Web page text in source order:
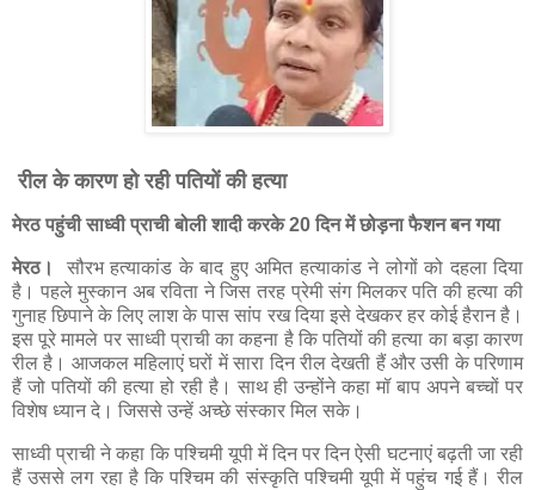
रील के कारण हो रही पतियों की हत्या
मेरठ पहुंची साध्वी प्राची बोली शादी करके 20 दिन में छोड़ना फैशन बन गया
मेरठ।
सौरभ हत्याकांड के बाद हुए अमित हत्याकांड ने लोगों को दहला दिया
है। पहले मुस्कान अब रविता ने जिस तरह प्रेमी संग मिलकर पति की हत्या की
गुनाह छिपाने के लिए लाश के पास सांप रख दिया इसे देखकर हर कोई हैरान है।
इस पूरे मामले पर साध्वी प्राची का कहना है कि पतियों की हत्या का बड़ा कारण
रील है। आजकल महिलाएं घरों में सारा दिन रील देखती हैं और उसी के परिणाम
हैं जो पतियों की हत्या हो रही है। साथ ही उन्होंने कहा मॉ बाप अपने बच्चों पर
विशेष ध्यान दे। जिससे उन्हें अच्छे संस्कार मिल सके।
साध्वी प्राची ने कहा कि पश्चिमी यूपी में दिन पर दिन ऐसी घटनाएं बढ़ती जा रही
हैं उससे लग रहा है कि पश्चिम की संस्कृति पश्चिमी यूपी में पहुंच गई हैं। रील